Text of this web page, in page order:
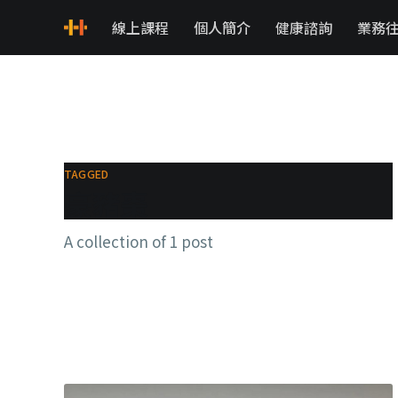
線上課程 個人簡介 健康諮詢 業務
TAGGED
A collection of 1 post